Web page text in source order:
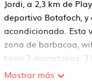
Jordi, a 2,3 km de
deportivo Botafoch,
acondicionado. Esta
zona de barbacoa,
tiene 3 dormitorios, 3
pantalla plana con
Mostrar más